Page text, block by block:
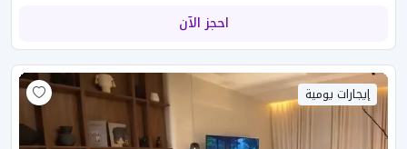
احجز الآن
إيجارات يومية